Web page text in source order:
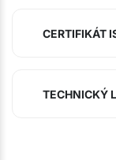
CERTIFIKÁT
TECHNICKÝ